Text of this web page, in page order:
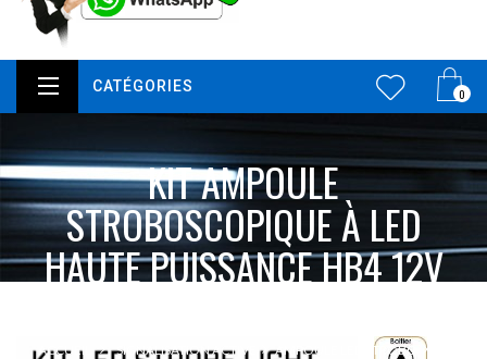
0
CATÉGORIES
KIT AMPOULE
STROBOSCOPIQUE À LED
HAUTE PUISSANCE HB4 12V
ACCUEIL SIGNALISATION ACTIVE AMPOULE LED STROBO